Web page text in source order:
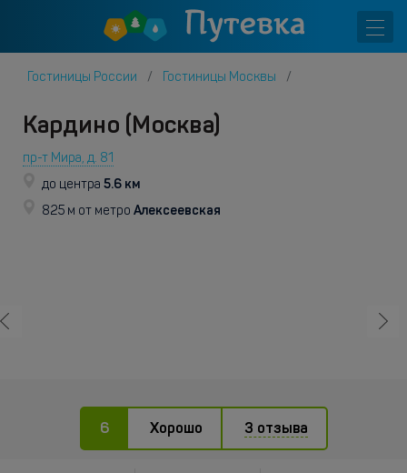
Гостиницы России Гостиницы Москвы
Кардино (Москва)
пр-т Мира, д. 81
до центра 5.6 км
825 м от метро Алексеевская
6 Хорошо 3 отзыва